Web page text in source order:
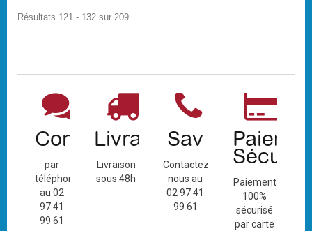
Résultats 121 - 132 sur 209.
Contact
par
téléphone
au 02
97 41
99 61
Livraison
Livraison
sous 48h
Sav
Contactez-
nous au
02 97 41
99 61
Paiement
100%
sécurisé
par carte